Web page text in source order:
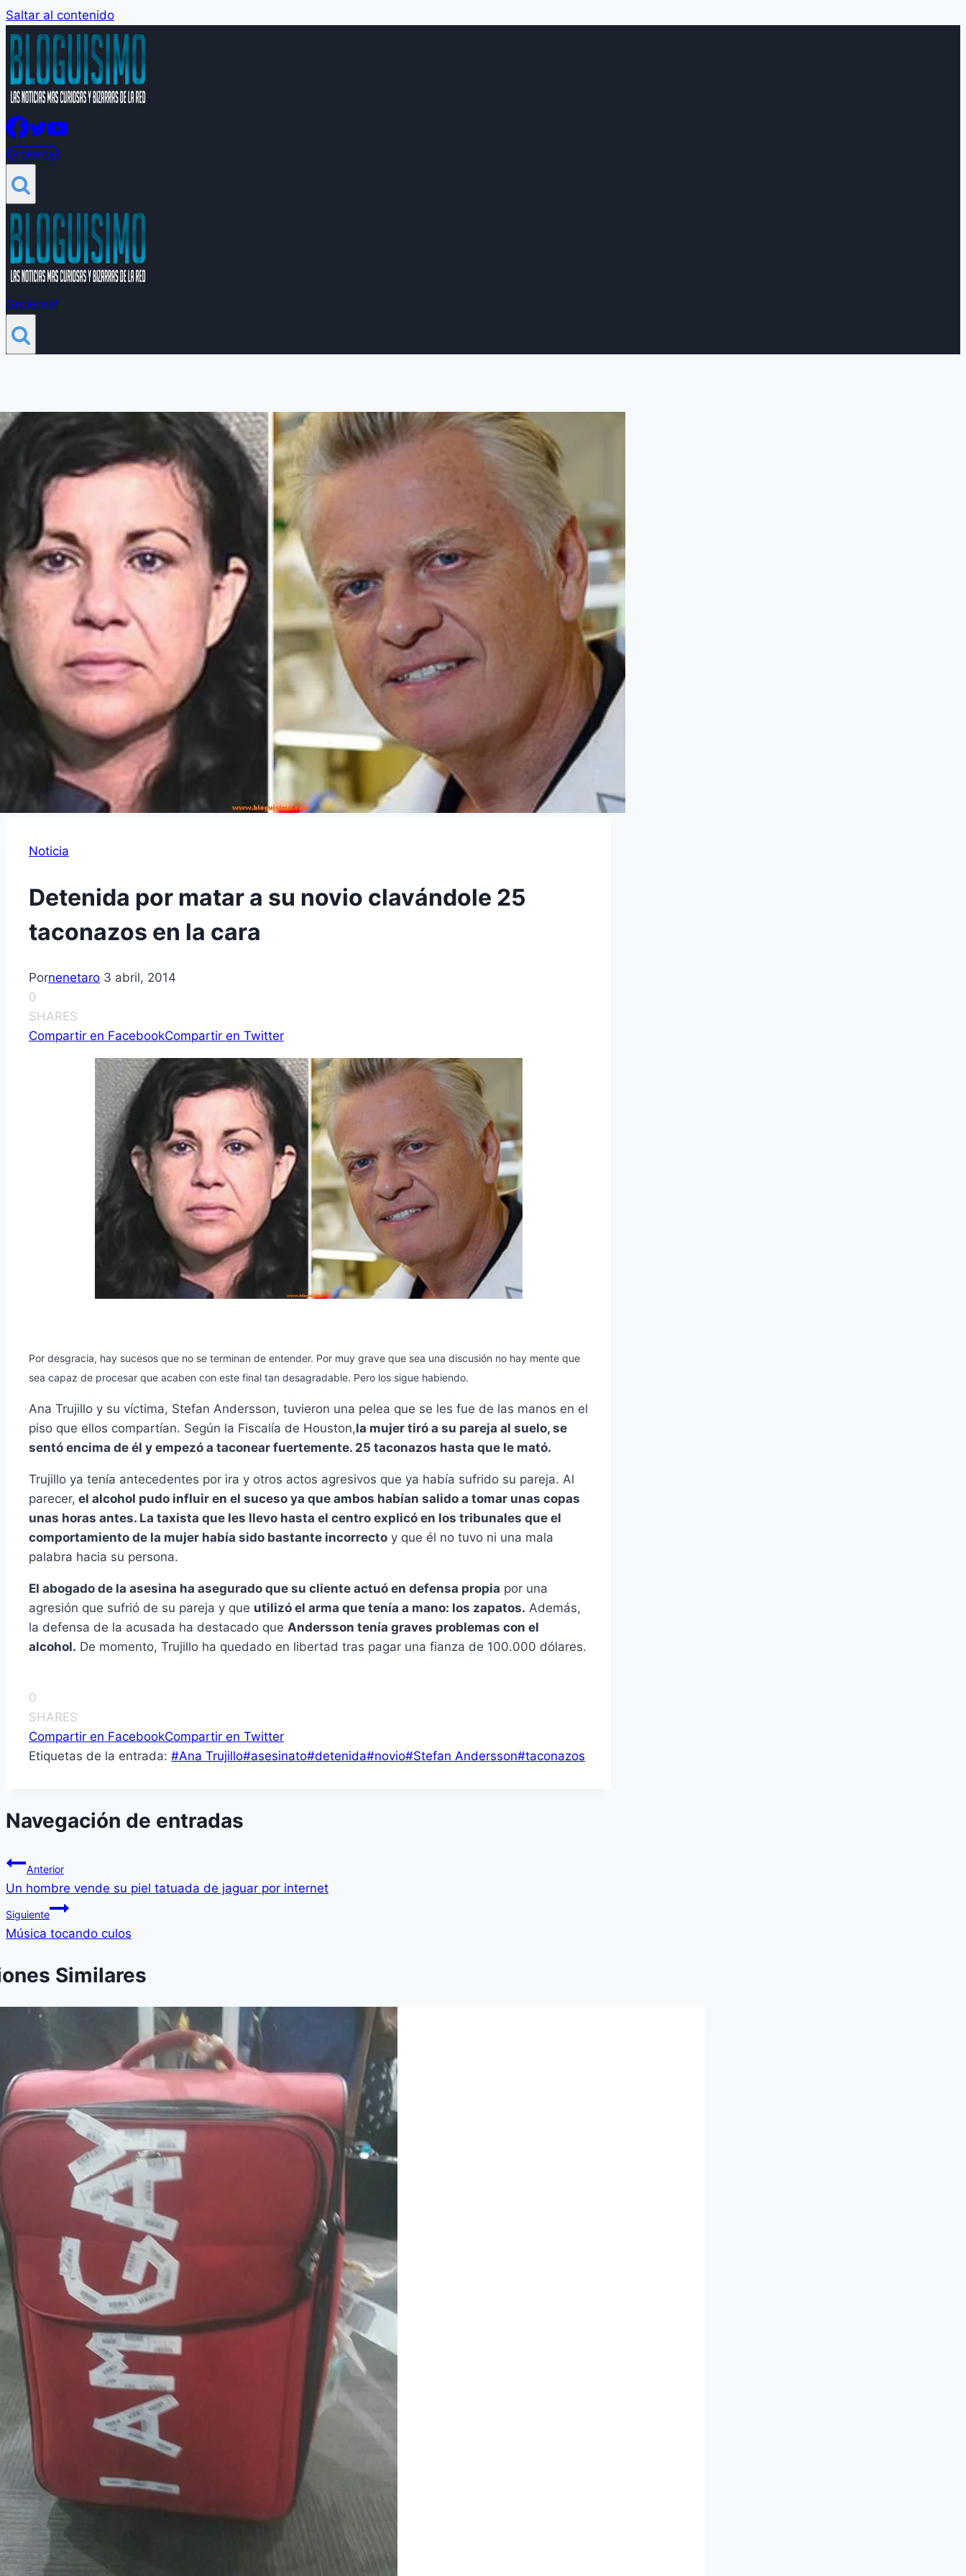
Saltar al contenido
Groleros!
Groleros!
Noticia
Detenida por matar a su novio clavándole 25
taconazos en la cara
Pornenetaro 3 abril, 2014
0
SHARES
Compartir en FacebookCompartir en Twitter
Por desgracia, hay sucesos que no se terminan de entender. Por muy grave que sea una discusión no hay mente que
sea capaz de procesar que acaben con este final tan desagradable. Pero los sigue habiendo.
Ana Trujillo y su víctima, Stefan Andersson, tuvieron una pelea que se les fue de las manos en el
piso que ellos compartían. Según la Fiscalía de Houston,la mujer tiró a su pareja al suelo, se
sentó encima de él y empezó a taconear fuertemente. 25 taconazos hasta que le mató.
Trujillo ya tenía antecedentes por ira y otros actos agresivos que ya había sufrido su pareja. Al
parecer, el alcohol pudo influir en el suceso ya que ambos habían salido a tomar unas copas
unas horas antes. La taxista que les llevo hasta el centro explicó en los tribunales que el
comportamiento de la mujer había sido bastante incorrecto y que él no tuvo ni una mala
palabra hacia su persona.
El abogado de la asesina ha asegurado que su cliente actuó en defensa propia por una
agresión que sufrió de su pareja y que utilizó el arma que tenía a mano: los zapatos. Además,
la defensa de la acusada ha destacado que Andersson tenía graves problemas con el
alcohol. De momento, Trujillo ha quedado en libertad tras pagar una fianza de 100.000 dólares.
0
SHARES
Compartir en FacebookCompartir en Twitter
Etiquetas de la entrada: #Ana Trujillo#asesinato#detenida#novio#Stefan Andersson#taconazos
Navegación de entradas
Anterior
Un hombre vende su piel tatuada de jaguar por internet
Siguiente
Música tocando culos
Similares